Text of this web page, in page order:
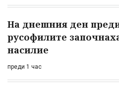
На днешния ден
русофилите
насилие
преди 1 час